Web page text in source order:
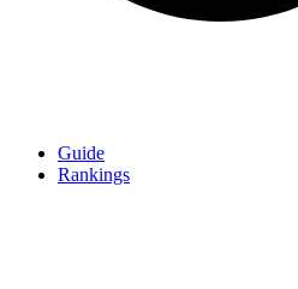
Guide
Rankings